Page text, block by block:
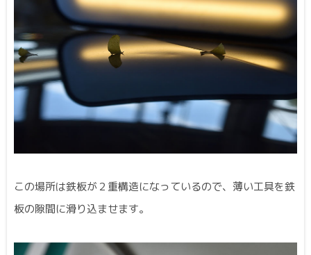
この場所は鉄板が２重構造になっているので、薄い工具を鉄
板の隙間に滑り込ませます。